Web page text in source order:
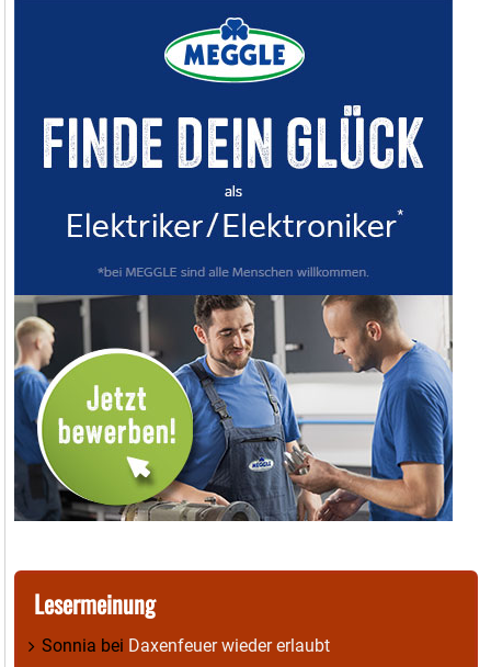
Lesermeinung
Sonnia bei Daxenfeuer wieder erlaubt